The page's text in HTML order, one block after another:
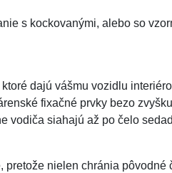
s kockovanými, alebo so
dajú vášmu vozidlu
fixačné prvky bezo
vodiča siahajú až po čelo
nielen chránia